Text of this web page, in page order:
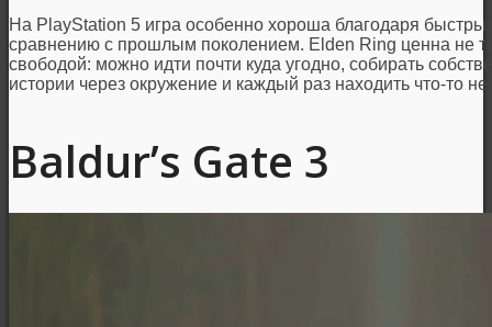
На PlayStation 5 игра особенно хороша благодаря
сравнению с прошлым поколением. Elden Ring ценна не
свободой: можно идти почти куда угодно, собирать
истории через окружение и каждый раз находить что-то
Baldur’s Gate 3